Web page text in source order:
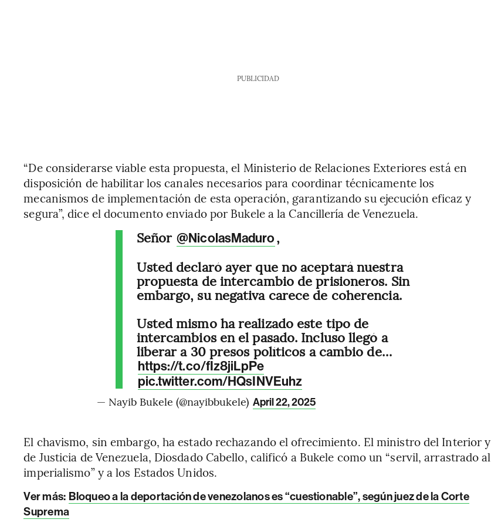
PUBLICIDAD
“De considerarse viable esta propuesta, el Ministerio de Relaciones Exteriores está en
disposición de habilitar los canales necesarios para coordinar técnicamente los
mecanismos de implementación de esta operación, garantizando su ejecución eficaz y
segura”, dice el documento enviado por Bukele a la Cancillería de Venezuela.
Señor @NicolasMaduro,
Usted declaró ayer que no aceptará nuestra
propuesta de intercambio de prisioneros. Sin
embargo, su negativa carece de coherencia.
Usted mismo ha realizado este tipo de
intercambios en el pasado. Incluso llegó a
liberar a 30 presos políticos a cambio de…
https://t.co/fIz8jiLpPe
pic.twitter.com/HQsINVEuhz
— Nayib Bukele (@nayibbukele) April 22, 2025
El chavismo, sin embargo, ha estado rechazando el ofrecimiento. El ministro del Interior y
de Justicia de Venezuela, Diosdado Cabello, calificó a Bukele como un “servil, arrastrado al
imperialismo” y a los Estados Unidos.
Ver más: Bloqueo a la deportación de venezolanos es “cuestionable”, según juez de la Corte
Suprema